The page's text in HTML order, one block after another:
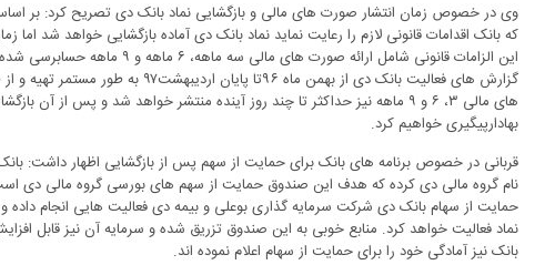
وی در خصوص زمان انتشار صورت های مالی و بازگشایی نماد بانک دی تصریح کرد: بر
که بانک اقدامات قانونی لازم را رعایت نماید نماد بانک دی آماده بازگشایی خواهد شد اما
این الزامات قانونی شامل ارائه صورت های مالی سه ماهه، ۶ ماهه و ۹ ماهه حسابرسی شده سال مالی ۹۶ بانک دی می باشد.
گزارش های فعالیت بانک دی از بهمن ماه
های مالی ۳، ۶ و ۹ ماهه نیز حداکثر تا چند روز آینده منتشر خواهد شد و پس از
بهادارپیگیری خواهیم کرد.
قربانی در خصوص برنامه های بانک برای حمایت از سهم پس از بازگشایی اظهار داشت:
نام گروه مالی دی کرده که هدف این صندوق حمایت از سهم های بورسی گروه مالی دی
حمایت از سهام بانک دی شرکت سرمایه گذاری بوعلی و بیمه دی فعالیت هایی انجام داده و
نماد فعالیت خواهد کرد. منابع خوبی به این صندوق تزریق شده و سرمایه آن نیز قابل
بانک نیز آمادگی خود را برای حمایت از سهام اعلام نموده اند.